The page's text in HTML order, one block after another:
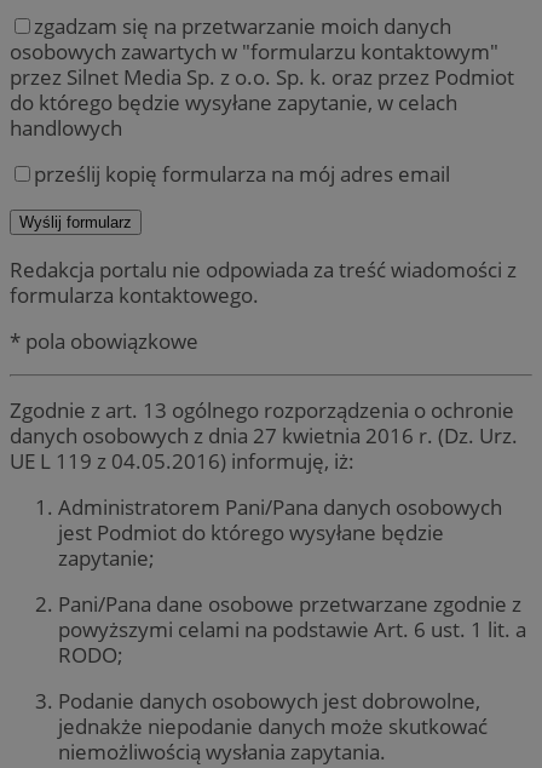
zgadzam się na przetwarzanie moich danych
osobowych zawartych w "formularzu kontaktowym"
przez Silnet Media Sp. z o.o. Sp. k. oraz przez Podmiot
do którego będzie wysyłane zapytanie, w celach
handlowych
prześlij kopię formularza na mój adres email
Redakcja portalu nie odpowiada za treść wiadomości z
formularza kontaktowego.
* pola obowiązkowe
Zgodnie z art. 13 ogólnego rozporządzenia o ochronie
danych osobowych z dnia 27 kwietnia 2016 r. (Dz. Urz.
UE L 119 z 04.05.2016) informuję, iż:
Administratorem Pani/Pana danych osobowych
jest Podmiot do którego wysyłane będzie
zapytanie;
Pani/Pana dane osobowe przetwarzane zgodnie z
powyższymi celami na podstawie Art. 6 ust. 1 lit. a
RODO;
Podanie danych osobowych jest dobrowolne,
jednakże niepodanie danych może skutkować
niemożliwością wysłania zapytania.